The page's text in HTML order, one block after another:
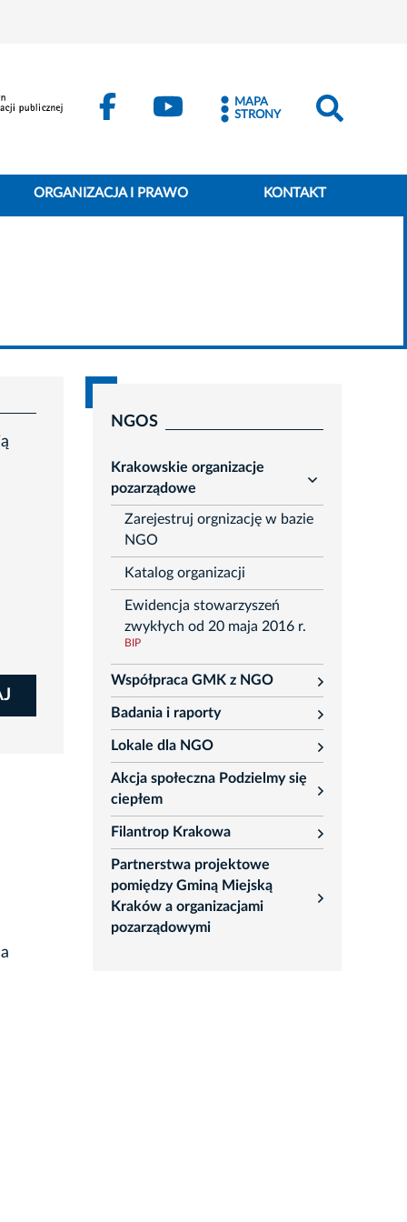
MAPA
STRONY
ORGANIZACJA I PRAWO KONTAKT
NGOS
Krakowskie organizacje
pozarządowe
rozwiń
Zarejestruj orgnizację w bazie
NGO
Katalog organizacji
Ewidencja stowarzyszeń
zwykłych od 20 maja 2016 r.
BIP
Współpraca GMK z NGO
rozwiń
Badania i raporty
rozwiń
Lokale dla NGO
rozwiń
Akcja społeczna Podzielmy się
ciepłem
rozwiń
Filantrop Krakowa
rozwiń
Partnerstwa projektowe
pomiędzy Gminą Miejską
Kraków a organizacjami
pozarządowymi
rozwiń